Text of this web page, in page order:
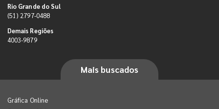
Rio Grande do Sul
(51) 2797-0488
Demais Regiões
4003-9879
Mais buscados
Gráfica Online